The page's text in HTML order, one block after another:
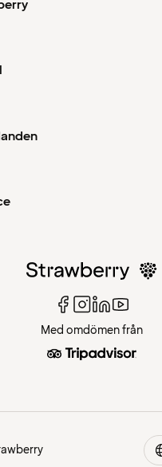
Med omdömen från